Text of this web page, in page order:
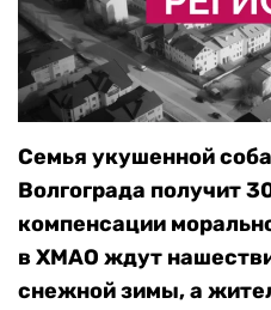
Семья укушенной
Волгограда получит
компенсации
в ХМАО ждут
снежной зимы, а